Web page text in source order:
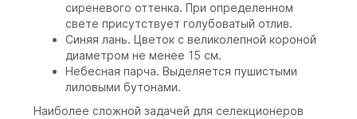
сиреневого оттенка. При определенном
свете присутствует голубоватый отлив.
Синяя лань. Цветок с великолепной короной
диаметром не менее 15 см.
Небесная парча. Выделяется пушистыми
лиловыми бутонами.
Наиболее сложной задачей для селекционеров